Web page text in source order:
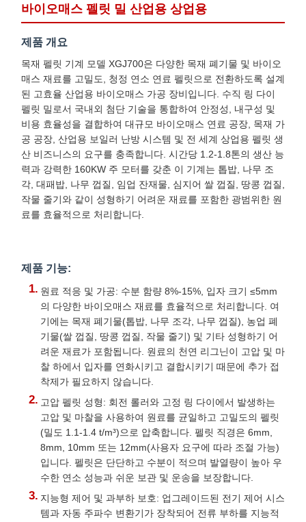
바이오매스 펠릿 밀 산업용 상업용
제품 개요
목재 펠릿 기계 모델 XGJ700은 다양한 목재 폐기물 및 바이오
매스 재료를 고밀도, 청정 연소 연료 펠릿으로 전환하도록 설계
된 고효율 산업용 바이오매스 가공 장비입니다. 수직 링 다이
펠릿 밀로서 국내외 첨단 기술을 통합하여 안정성, 내구성 및
비용 효율성을 결합하여 대규모 바이오매스 연료 공장, 목재 가
공 공장, 산업용 보일러 난방 시스템 및 전 세계 상업용 펠릿 생
산 비즈니스의 요구를 충족합니다. 시간당 1.2-1.8톤의 생산 능
력과 강력한 160KW 주 모터를 갖춘 이 기계는 톱밥, 나무 조
각, 대패밥, 나무 껍질, 임업 잔재물, 심지어 쌀 껍질, 땅콩 껍질,
작물 줄기와 같이 성형하기 어려운 재료를 포함한 광범위한 원
료를 효율적으로 처리합니다.
제품 기능:
원료 적응 및 가공: 수분 함량 8%-15%, 입자 크기 ≤5mm
의 다양한 바이오매스 재료를 효율적으로 처리합니다. 여
기에는 목재 폐기물(톱밥, 나무 조각, 나무 껍질), 농업 폐
기물(쌀 껍질, 땅콩 껍질, 작물 줄기) 및 기타 성형하기 어
려운 재료가 포함됩니다. 원료의 천연 리그닌이 고압 및 마
찰 하에서 입자를 연화시키고 결합시키기 때문에 추가 접
착제가 필요하지 않습니다.
고압 펠릿 성형: 회전 롤러와 고정 링 다이에서 발생하는
고압 및 마찰을 사용하여 원료를 균일하고 고밀도의 펠릿
(밀도 1.1-1.4 t/m³)으로 압축합니다. 펠릿 직경은 6mm,
8mm, 10mm 또는 12mm(사용자 요구에 따라 조절 가능)
입니다. 펠릿은 단단하고 수분이 적으며 발열량이 높아 우
수한 연소 성능과 쉬운 보관 및 운송을 보장합니다.
지능형 제어 및 과부하 보호: 업그레이드된 전기 제어 시스
템과 자동 주파수 변환기가 장착되어 전류 부하를 지능적